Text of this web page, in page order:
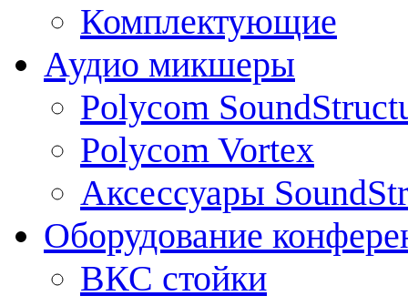
Комплектующие
Аудио микшеры
Polycom
Polycom Vortex
Аксессуары
Оборудование
ВКС стойки